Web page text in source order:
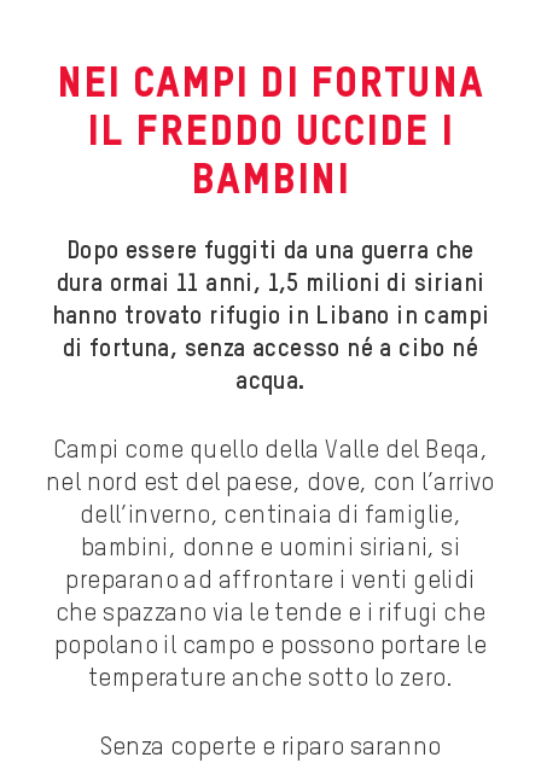
NEI CAMPI DI FORTUNA
IL FREDDO UCCIDE I
BAMBINI
Dopo essere fuggiti da una guerra che
dura ormai 11 anni, 1,5 milioni di siriani
hanno trovato rifugio in Libano in campi
di fortuna, senza accesso né a cibo né
acqua.
Campi come quello della Valle del Beqa,
nel nord est del paese, dove, con l’arrivo
dell’inverno, centinaia di famiglie,
bambini, donne e uomini siriani, si
preparano ad affrontare i venti gelidi
che spazzano via le tende e i rifugi che
popolano il campo e possono portare le
temperature anche sotto lo zero.
Senza coperte e riparo saranno